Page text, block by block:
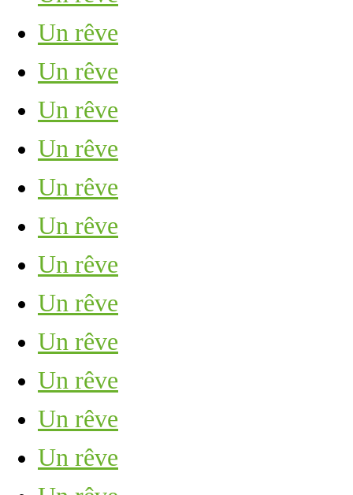
Un rêve
Un rêve
Un rêve
Un rêve
Un rêve
Un rêve
Un rêve
Un rêve
Un rêve
Un rêve
Un rêve
Un rêve